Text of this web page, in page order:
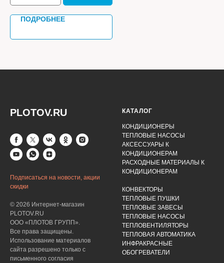
ПОДРОБНЕЕ
PLOTOV.RU
Подписаться на новости, акции
скидки
© 2026 Интернет-магазин
PLOTOV.RU
ООО «ПЛОТОВ ГРУПП».
Все права защищены.
Использование материалов
сайта разрешено только с
письменного согласия
КАТАЛОГ
КОНДИЦИОНЕРЫ
ТЕПЛОВЫЕ НАСОСЫ
АКСЕССУАРЫ К
КОНДИЦИОНЕРАМ
РАСХОДНЫЕ МАТЕРИАЛЫ К
КОНДИЦИОНЕРАМ
КОНВЕКТОРЫ
ТЕПЛОВЫЕ ПУШКИ
ТЕПЛОВЫЕ ЗАВЕСЫ
ТЕПЛОВЫЕ НАСОСЫ
ТЕПЛОВЕНТИЛЯТОРЫ
ТЕПЛОВАЯ АВТОМАТИКА
ИНФРАКРАСНЫЕ
ОБОГРЕВАТЕЛИ